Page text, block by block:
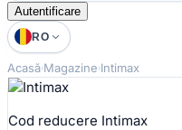
Autentificare
RO
Acasă Magazine Intimax
Cod reducere Intimax